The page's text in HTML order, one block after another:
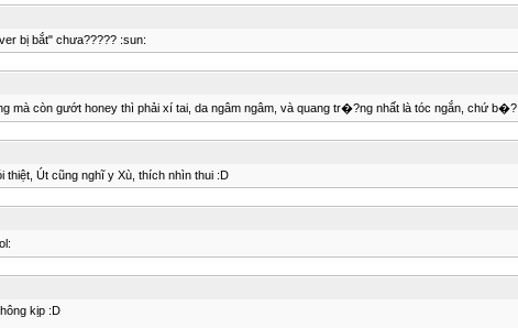
bị bắt" chưa????? :sun:
mà còn gướt honey thì phải xí tai, da ngâm ngâm, và quang tr�?ng nhất là tóc ngắn, chứ
thiệt, Út cũng nghĩ y Xù, thích nhìn thui :D
kịp :D